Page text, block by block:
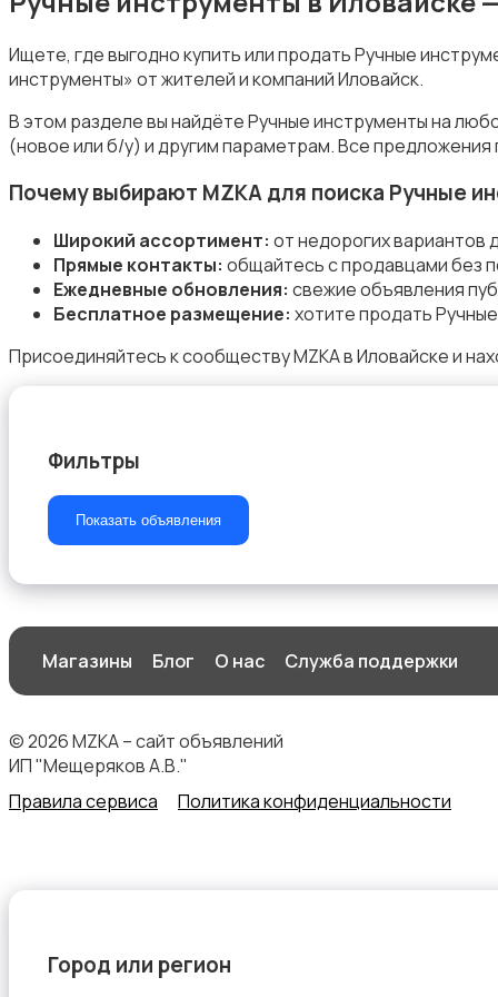
Электрика
Другое
Сыпучие материалы
Ищете, где выгодно купить или продать Ручные
инструменты» от жителей и компаний Иловайск.
В этом разделе вы найдёте Ручные инструменты на
(новое или б/у) и другим параметрам. Все
Почему выбирают MZKA для поиска Ручные
Широкий ассортимент: от недорогих вариантов
Прямые контакты: общайтесь с продавцами без
Ежедневные обновления: свежие объявления
Бесплатное размещение: хотите продать
Присоединяйтесь к сообществу MZKA в Иловайске и
Фильтры
Показать объявления
Магазины Блог О нас Служба поддержки
© 2026 MZKA – сайт объявлений
ИП "Мещеряков А.В."
Правила сервиса
Политика конфиденциальности
Город или регион